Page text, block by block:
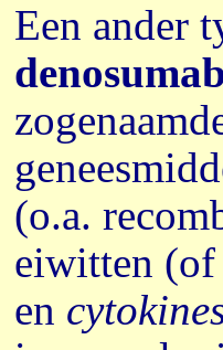
Een ander
denosumab
(o.a.
eiwitten (of
en